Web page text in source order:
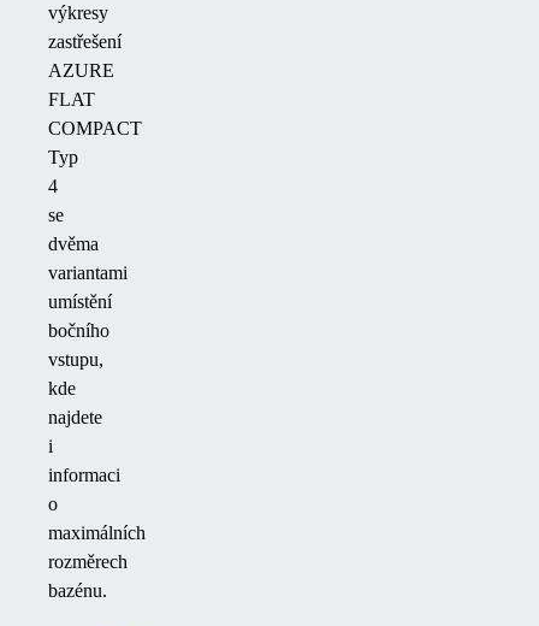
výkresy
zastřešení
AZURE
FLAT
COMPACT
Typ
4
se
dvěma
variantami
umístění
bočního
vstupu,
kde
najdete
i
informaci
o
maximálních
rozměrech
bazénu.